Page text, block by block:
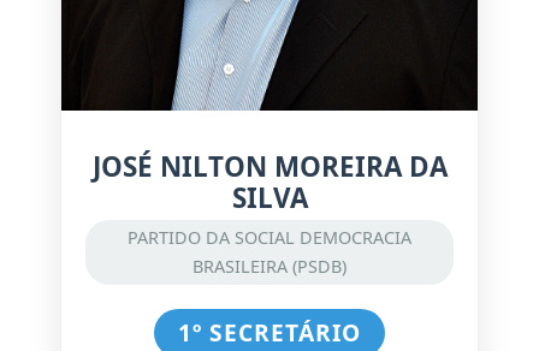
JOSÉ NILTON MOREIRA DA
SILVA
PARTIDO DA SOCIAL DEMOCRACIA
BRASILEIRA (PSDB)
1º SECRETÁRIO